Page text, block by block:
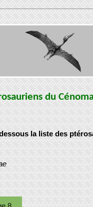
du
la liste des